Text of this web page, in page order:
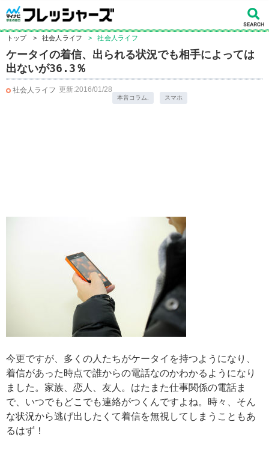
トップ > 社会人ライフ > 社会人ライフ
ケータイの着信、出られる状況でも相手によっては
出ないが36.3％
社会人ライフ 更新:2016/01/28
本音コラム. スマホ
今更ですが、多くの人たちがケータイを持つようになり、
着信があった時点で誰からの電話なのかわかるようになり
ました。家族、恋人、友人。はたまた仕事関係の電話ま
で、いつでもどこでも連絡がつくんですよね。時々、そん
な状況から逃げ出したくて着信を無視してしまうこともあ
るはず！